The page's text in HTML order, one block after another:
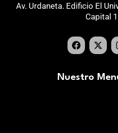
Av. Urdaneta. Edificio El
Capital
Nuestro